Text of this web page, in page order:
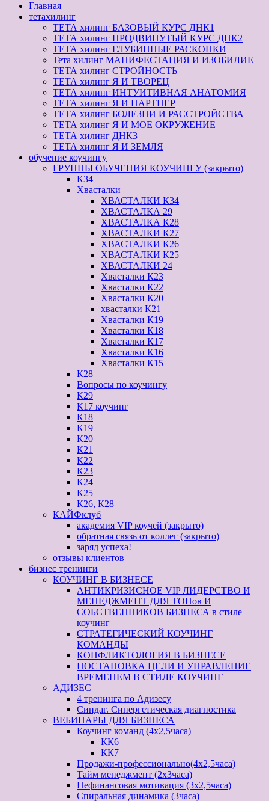
Главная
тетахилинг
ТЕТА хилинг БАЗОВЫЙ КУРС ДНК1
ТЕТА хилинг ПРОДВИНУТЫЙ КУРС ДНК2
ТЕТА хилинг ГЛУБИННЫЕ РАСКОПКИ
Тета хилинг МАНИФЕСТАЦИЯ И ИЗОБИЛИЕ
ТЕТА хилинг СТРОЙНОСТЬ
ТЕТА хилинг Я И ТВОРЕЦ
ТЕТА хилинг ИНТУИТИВНАЯ АНАТОМИЯ
ТЕТА хилинг Я И ПАРТНЕР
ТЕТА хилинг БОЛЕЗНИ И РАССТРОЙСТВА
ТЕТА хилинг Я И МОЕ ОКРУЖЕНИЕ
ТЕТА хилинг ДНК3
ТЕТА хилинг Я И ЗЕМЛЯ
обучение коучингу
ГРУППЫ ОБУЧЕНИЯ КОУЧИНГУ (закрыто)
К34
Хвасталки
ХВАСТАЛКИ К34
ХВАСТАЛКА 29
ХВАСТАЛКА К28
ХВАСТАЛКИ К27
ХВАСТАЛКИ К26
ХВАСТАЛКИ К25
ХВАСТАЛКИ 24
Хвасталки К23
Хвасталки К22
Хвасталки К20
хвасталки К21
Хвасталки К19
Хвасталки К18
Хвасталки К17
Хвасталки К16
Хвасталки К15
К28
Вопросы по коучингу
К29
К17 коучинг
К18
К19
К20
К21
К22
К23
К24
К25
К26, К28
КАЙФклуб
академия VIP коучей (закрыто)
обратная связь от коллег (закрыто)
заряд успеха!
отзывы клиентов
бизнес тренинги
КОУЧИНГ В БИЗНЕСЕ
АНТИКРИЗИСНОЕ VIP ЛИДЕРСТВО И
МЕНЕДЖМЕНТ ДЛЯ ТОПов И
СОБСТВЕННИКОВ БИЗНЕСА в стиле
коучинг
СТРАТЕГИЧЕСКИЙ КОУЧИНГ
КОМАНДЫ
КОНФЛИКТОЛОГИЯ В БИЗНЕСЕ
ПОСТАНОВКА ЦЕЛИ И УПРАВЛЕНИЕ
ВРЕМЕНЕМ В СТИЛЕ КОУЧИНГ
АДИЗЕС
4 тренинга по Адизесу
Синдаг. Синергетическая диагностика
ВЕБИНАРЫ ДЛЯ БИЗНЕСА
Коучинг команд (4х2,5часа)
КК6
КК7
Продажи-профессионально(4х2,5часа)
Тайм менеджмент (2х3часа)
Нефинансовая мотивация (3х2,5часа)
Спиральная динамика (3часа)